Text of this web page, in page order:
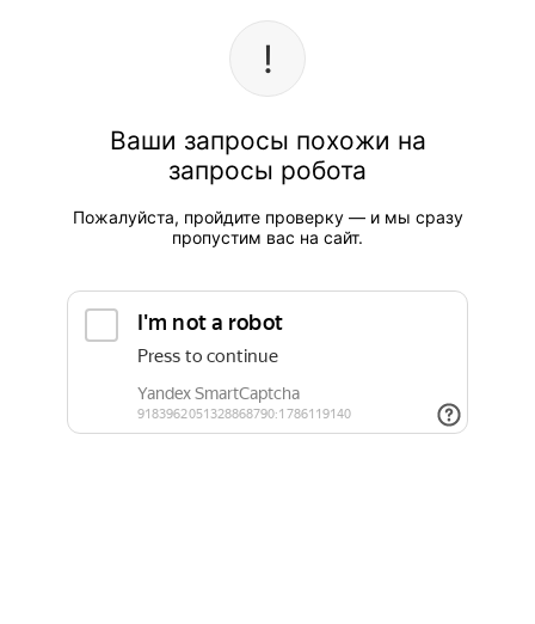
Ваши запросы похожи на
запросы робота
Пожалуйста, пройдите проверку — и мы сразу
пропустим вас на сайт.